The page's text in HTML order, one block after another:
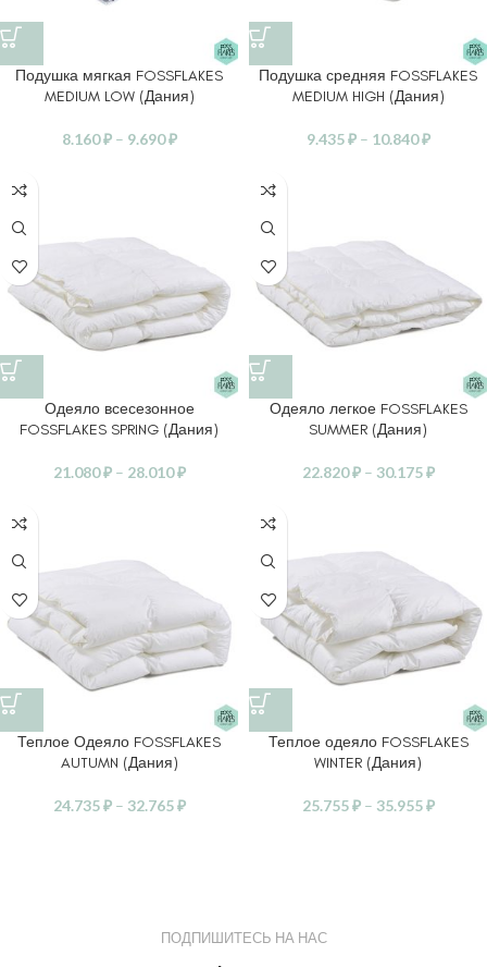
Подушка мягкая FOSSFLAKES
MEDIUM LOW (Дания)
8.160₽ – 9.690₽
Подушка средняя FOSSFLAKES
MEDIUM HIGH (Дания)
9.435₽ – 10.840₽
Одеяло всесезонное
FOSSFLAKES SPRING (Дания)
21.080₽ – 28.010₽
Одеяло легкое FOSSFLAKES
SUMMER (Дания)
22.820₽ – 30.175₽
Теплое Одеяло FOSSFLAKES
AUTUMN (Дания)
24.735₽ – 32.765₽
Теплое одеяло FOSSFLAKES
WINTER (Дания)
25.755₽ – 35.955₽
ПОДПИШИТЕСЬ НА НАС